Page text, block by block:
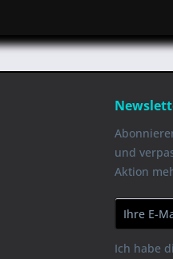
und
Aktion
Ich habe